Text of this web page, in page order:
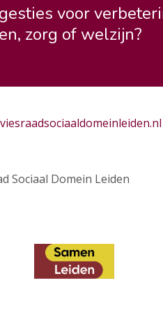
voor
zorg of welzijn?
Sociaal Domein Leiden